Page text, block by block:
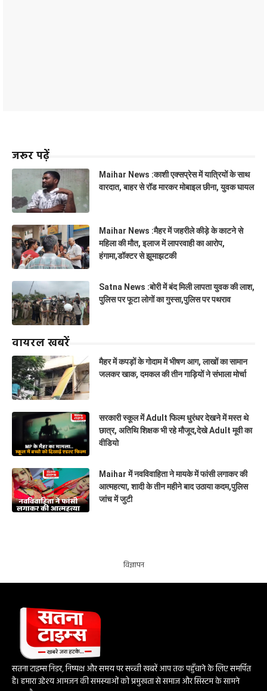
जरूर पढ़ें
Maihar News :काशी एक्सप्रेस में यात्रियों के साथ
वारदात, बाहर से रॉड मारकर मोबाइल छीना, युवक घायल
Maihar News :मैहर में जहरीले कीड़े के काटने से
महिला की मौत, इलाज में लापरवाही का आरोप,
हंगामा,डॉक्टर से झूमाझटकी
Satna News :बोरी में बंद मिली लापता युवक की लाश,
पुलिस पर फूटा लोगों का गुस्सा,पुलिस पर पथराव
वायरल खबरें
मैहर में कपड़ों के गोदाम में भीषण आग, लाखों का सामान
जलकर खाक, दमकल की तीन गाड़ियों ने संभाला मोर्चा
सरकारी स्कूल में Adult फिल्म धुरंधर देखने में मस्त थे
छात्र, अतिथि शिक्षक भी रहे मौजूद,देखे Adult मूवी का
वीडियो
Maihar में नवविवाहिता ने मायके में फांसी लगाकर की
आत्महत्या, शादी के तीन महीने बाद उठाया कदम,पुलिस
जांच में जुटी
विज्ञापन
सतना टाइम्स निडर, निष्पक्ष और समय पर सच्ची खबरें आप तक पहुँचाने के लिए समर्पित
है। हमारा उद्देश्य आमजन की समस्याओं को प्रमुखता से समाज और सिस्टम के सामने